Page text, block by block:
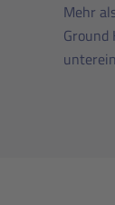
Mehr